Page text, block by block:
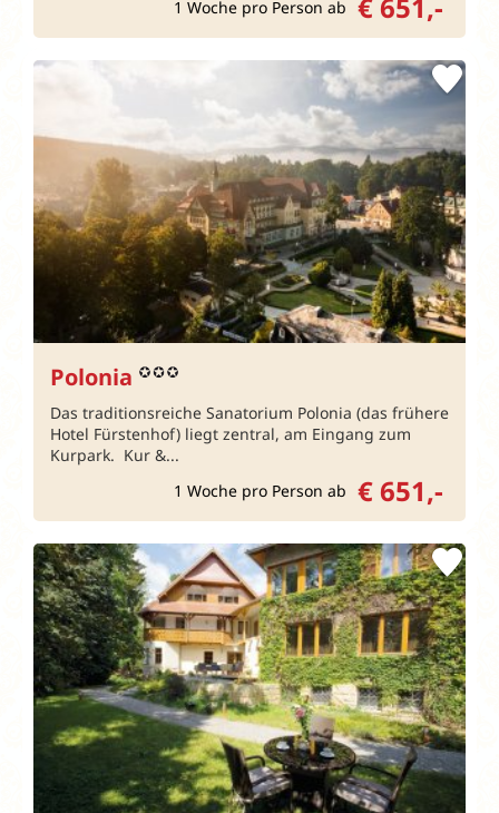
1 Woche pro Person ab
Polonia
Das traditionsreiche Sanatorium Polonia (das frühere
Hotel Fürstenhof) liegt zentral, am Eingang zum
Kurpark. Kur &...
1 Woche pro Person ab € 651,-